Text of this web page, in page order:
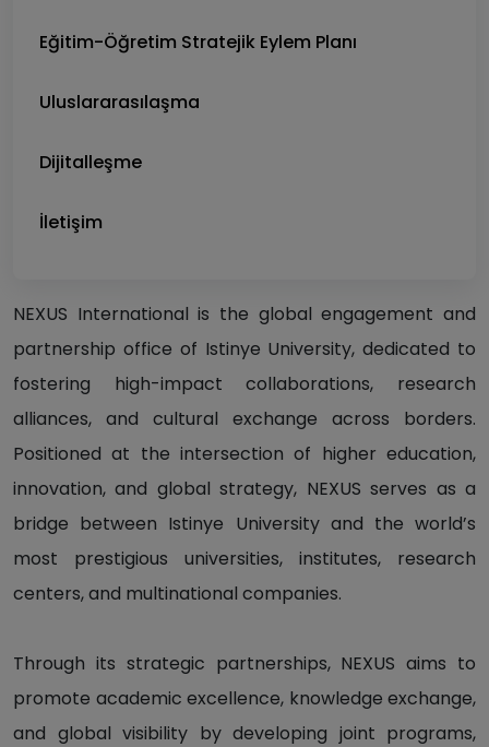
NEXUS International is the global engagement and
partnership office of Istinye University, dedicated to
fostering high-impact collaborations, research
alliances, and cultural exchange across borders.
Positioned at the intersection of higher education,
innovation, and global strategy, NEXUS serves as a
bridge between Istinye University and the world’s
most prestigious universities, institutes, research
centers, and multinational companies.
Through its strategic partnerships, NEXUS aims to
promote academic excellence, knowledge exchange,
and global visibility by developing joint programs,
Eğitim-Öğretim Stratejik Eylem Planı
Uluslararasılaşma
Dijitalleşme
İletişim